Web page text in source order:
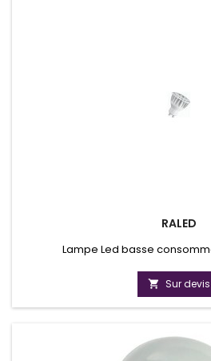
RALED
Lampe Led basse
 Sur devis